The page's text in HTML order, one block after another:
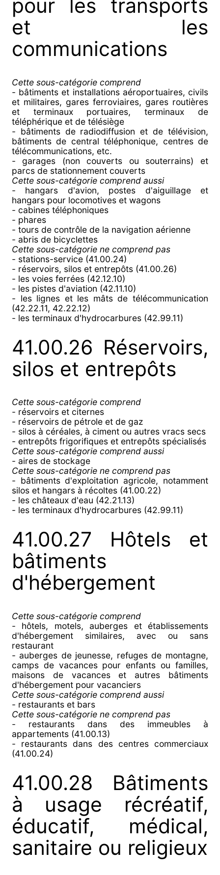
pour les transports
et les
communications
Cette sous-catégorie comprend
- bâtiments et installations aéroportuaires, civils
et militaires, gares ferroviaires, gares routières
et terminaux portuaires, terminaux de
téléphérique et de télésiège
- bâtiments de radiodiffusion et de télévision,
bâtiments de central téléphonique, centres de
télécommunications, etc.
- garages (non couverts ou souterrains) et
parcs de stationnement couverts
Cette sous-catégorie comprend aussi
- hangars d'avion, postes d'aiguillage et
hangars pour locomotives et wagons
- cabines téléphoniques
- phares
- tours de contrôle de la navigation aérienne
- abris de bicyclettes
Cette sous-catégorie ne comprend pas
- stations-service (41.00.24)
- réservoirs, silos et entrepôts (41.00.26)
- les voies ferrées (42.12.10)
- les pistes d'aviation (42.11.10)
- les lignes et les mâts de télécommunication
(42.22.11, 42.22.12)
- les terminaux d'hydrocarbures (42.99.11)
41.00.26 Réservoirs,
silos et entrepôts
Cette sous-catégorie comprend
- réservoirs et citernes
- réservoirs de pétrole et de gaz
- silos à céréales, à ciment ou autres vracs secs
- entrepôts frigorifiques et entrepôts spécialisés
Cette sous-catégorie comprend aussi
- aires de stockage
Cette sous-catégorie ne comprend pas
- bâtiments d'exploitation agricole, notamment
silos et hangars à récoltes (41.00.22)
- les châteaux d'eau (42.21.13)
- les terminaux d'hydrocarbures (42.99.11)
41.00.27 Hôtels et
bâtiments
d'hébergement
Cette sous-catégorie comprend
- hôtels, motels, auberges et établissements
d'hébergement similaires, avec ou sans
restaurant
- auberges de jeunesse, refuges de montagne,
camps de vacances pour enfants ou familles,
maisons de vacances et autres bâtiments
d'hébergement pour vacanciers
Cette sous-catégorie comprend aussi
- restaurants et bars
Cette sous-catégorie ne comprend pas
- restaurants dans des immeubles à
appartements (41.00.13)
- restaurants dans des centres commerciaux
(41.00.24)
41.00.28 Bâtiments
à usage récréatif,
éducatif, médical,
sanitaire ou religieux